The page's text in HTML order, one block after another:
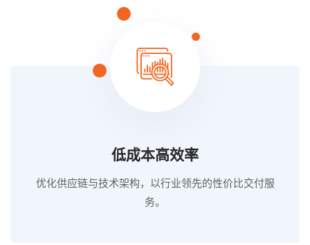
低成本高效率
优化供应链与技术架构，以行业领先的性价比交付服
务。